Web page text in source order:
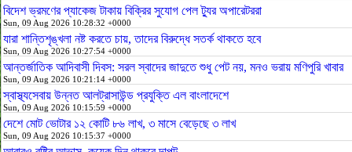
বিদেশ ভ্রমণের প্যাকেজ টাকায় বিক্রির সুযোগ পেল ট্যুর অপারেটররা
Sun, 09 Aug 2026 10:28:32 +0000
যারা শান্তিশৃঙ্খলা নষ্ট করতে চায়, তাদের বিরুদ্ধে সতর্ক থাকতে হবে
Sun, 09 Aug 2026 10:27:54 +0000
আন্তর্জাতিক আদিবাসী দিবস: সরল স্বাদের জাদুতে শুধু পেট নয়, মনও ভরায় মণিপুরি খাবার
Sun, 09 Aug 2026 10:21:14 +0000
স্বাস্থ্যসেবায় উন্নত আলট্রাসাউন্ড প্রযুক্তি এল বাংলাদেশে
Sun, 09 Aug 2026 10:15:59 +0000
দেশে মোট ভোটার ১২ কোটি ৮৬ লাখ, ৩ মাসে বেড়েছে ৩ লাখ
Sun, 09 Aug 2026 10:15:37 +0000